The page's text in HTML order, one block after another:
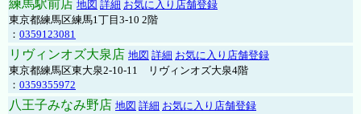
練馬駅前店 地図 詳細 お気に入り店舗登録
東京都練馬区練馬1丁目3-10 2階
： 0359123081
リヴィンオズ大泉店 地図 詳細 お気に入り店舗登録
東京都練馬区東大泉2-10-11 リヴィンオズ大泉4階
： 0359355972
八王子みなみ野店 地図 詳細 お気に入り店舗登録